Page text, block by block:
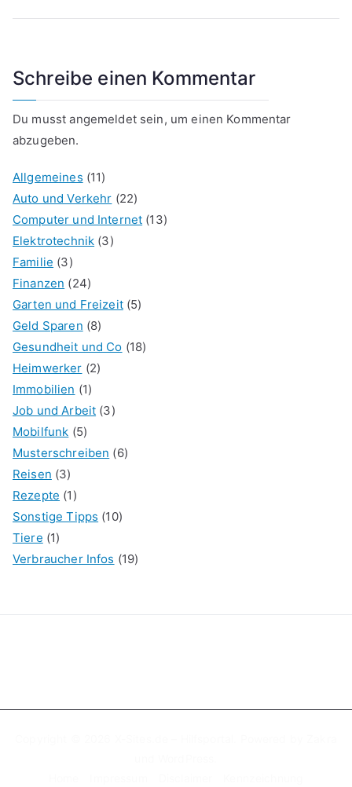
Schreibe einen Kommentar
Du musstangemeldetsein, um einen Kommentar
abzugeben.
Allgemeines (11)
Auto und Verkehr (22)
Computer und Internet (13)
Elektrotechnik (3)
Familie (3)
Finanzen (24)
Garten und Freizeit(5)
Geld Sparen (8)
Gesundheit und Co (18)
Heimwerker (2)
Immobilien (1)
Job und Arbeit (3)
Mobilfunk (5)
Musterschreiben (6)
Reisen (3)
Rezepte (1)
Sonstige Tipps (10)
Tiere (1)
Verbraucher Infos (19)